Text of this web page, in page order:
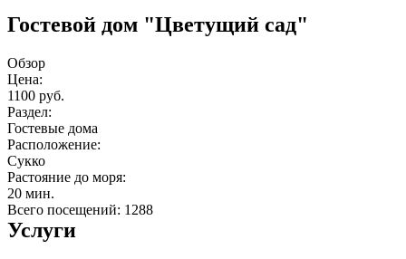
Гостевой дом "Цветущий сад"
Обзор
Цена:
1100 руб.
Раздел:
Гостевые дома
Расположение:
Сукко
Растояние до моря:
20 мин.
Всего посещений: 1288
Услуги